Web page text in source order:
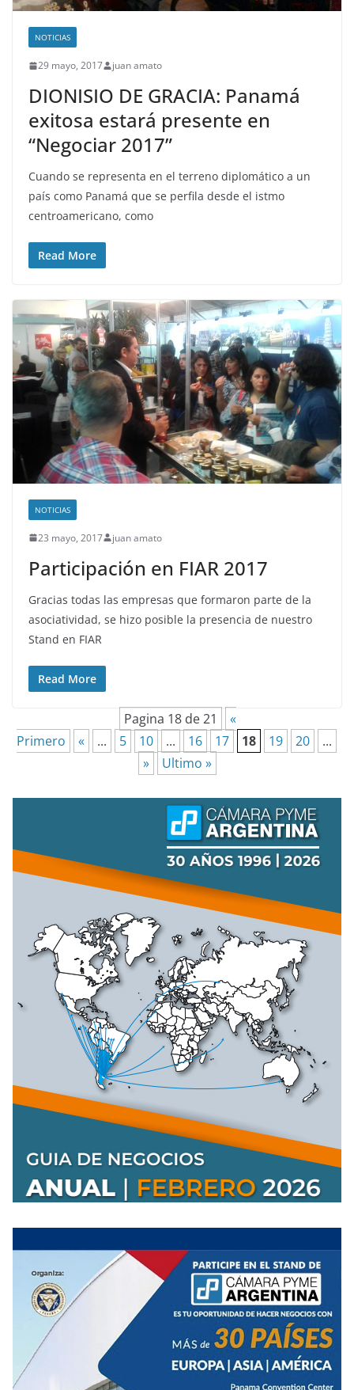
NOTICIAS
29 mayo, 2017 juan amato
DIONISIO DE GRACIA: Panamá
exitosa estará presente en
“Negociar 2017”
Cuando se representa en el terreno diplomático a un
país como Panamá que se perfila desde el istmo
centroamericano, como
Read More
NOTICIAS
23 mayo, 2017 juan amato
Participación en FIAR 2017
Gracias todas las empresas que formaron parte de la
asociatividad, se hizo posible la presencia de nuestro
Stand en FIAR
Read More
Pagina 18 de 21
«
Primero
« ... 5 10 ... 16 17 18 19 20
...
»
Ultimo »